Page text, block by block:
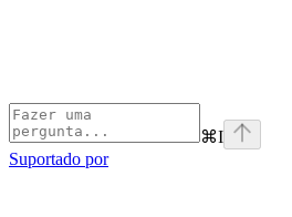
⌘I
Suportado por